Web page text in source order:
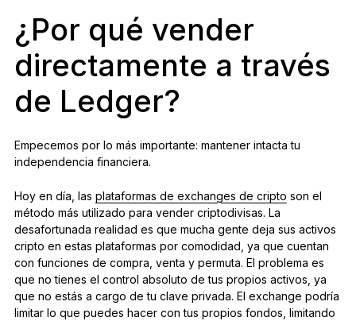
¿Por qué vender
directamente a través
de Ledger?
Empecemos por lo más importante: mantener intacta tu
independencia financiera.
Hoy en día, las plataformas de exchanges de cripto son el
método más utilizado para vender criptodivisas. La
desafortunada realidad es que mucha gente deja sus activos
cripto en estas plataformas por comodidad, ya que cuentan
con funciones de compra, venta y permuta. El problema es
que no tienes el control absoluto de tus propios activos, ya
que no estás a cargo de tu clave privada. El exchange podría
limitar lo que puedes hacer con tus propios fondos, limitando